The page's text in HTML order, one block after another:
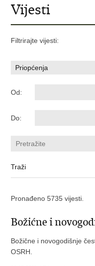
Vijesti
Filtrirajte vijesti:
Od:
Do:
Pronađeno 5735 vijesti.
Božićne i
Božične i novogodišnje
OSRH.